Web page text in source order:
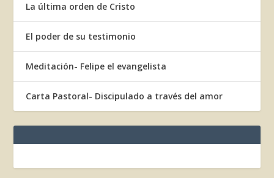
La última orden de Cristo
El poder de su testimonio
Meditación- Felipe el evangelista
Carta Pastoral- Discipulado a través del amor